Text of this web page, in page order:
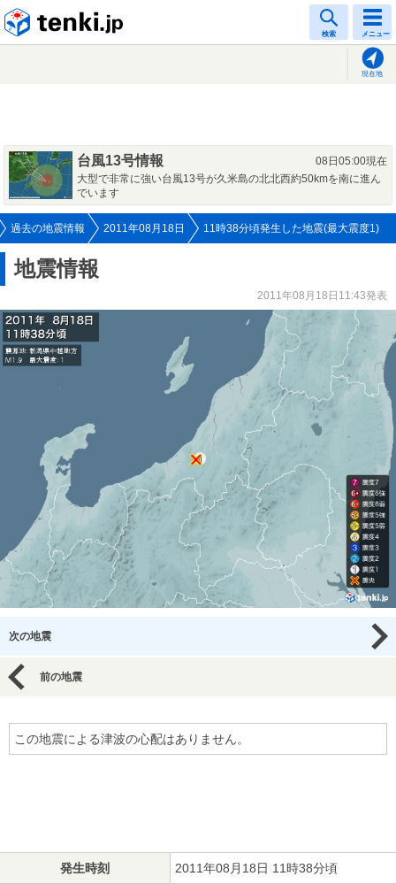
検索 メニュー
現在地
台風13号情報
08日05:00現在
大型で非常に強い台風13号が久米島の北北西約50kmを南に進ん
でいます
過去の地震情報 2011年08月18日 11時38分頃発生した地震(最大震度1)
地震情報
2011年08月18日11:43発表
次の地震
前の地震
この地震による津波の心配はありません。
発生時刻 2011年08月18日 11時38分頃